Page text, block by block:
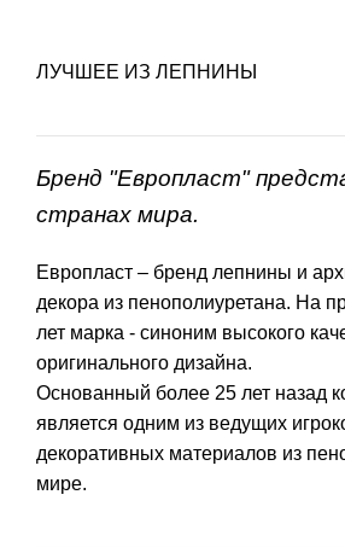
ЛУЧШЕЕ ИЗ ЛЕПНИНЫ
Бренд "Европласт"
странах мира.
Европласт – бренд лепнины и
декора из пенополиуретана. На
лет марка - синоним высокого
оригинального дизайна.
Основанный более 25 лет назад
является одним из ведущих
декоративных материалов из
мире.